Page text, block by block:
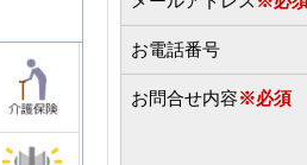
お電話番号
お問合せ内容※必須